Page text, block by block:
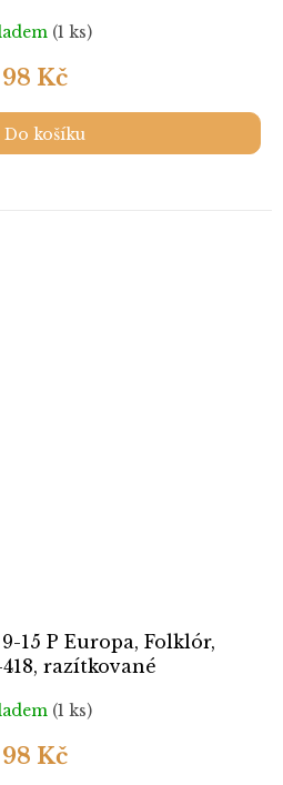
(1 ks)
98 Kč
Do košíku
15 P Europa, Folklór,
razítkované
(1 ks)
98 Kč